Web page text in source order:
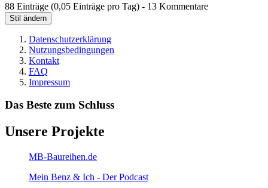
88 Einträge (0,05 Einträge pro Tag) - 13 Kommentare
Stil ändern
Datenschutzerklärung
Nutzungsbedingungen
Kontakt
FAQ
Impressum
Das Beste zum Schluss
Unsere Projekte
MB-Baureihen.de
Mein Benz & Ich - Der Podcast